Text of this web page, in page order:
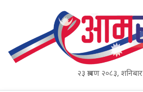
२३ श्रावण २०८३, शनिबार